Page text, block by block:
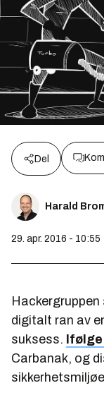
Del
Harald
29. apr. 2016 - 10:55
digitalt ran av
suksess. Ifølge
Carbanak, og